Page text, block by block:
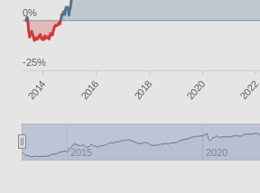
2014 2016 2018 2020 2022
2015 2020
-25%
0%